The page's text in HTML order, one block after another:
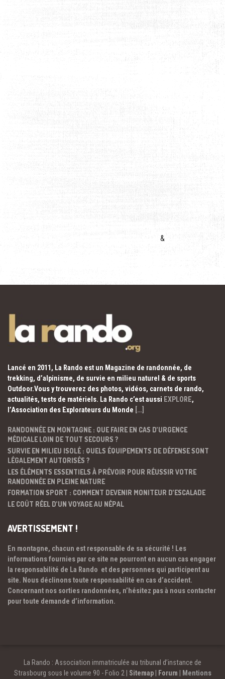
&
Lancé en 2011, La Rando est un Magazine de randonnée, de
trekking, d’alpinisme, de survie en milieu naturel & de sports
Outdoor.Vous y trouverez des photos, vidéos, carnets de rando,
actualités, tests de matériels. La Rando c’est aussi EXPLORE,
l’Association des Explorateurs du Monde […]
RANDONNÉE EN MONTAGNE : QUE FAIRE EN CAS D’URGENCE
MÉDICALE LOIN DE TOUT SECOURS ?
SURVIE EN MILIEU ISOLÉ : QUELS ÉQUIPEMENTS DE DÉFENSE SONT
LÉGALEMENT AUTORISÉS ?
LES ÉLÉMENTS ESSENTIELS À PRÉVOIR POUR RÉUSSIR VOTRE
RANDONNÉE EN PLEINE NATURE
FORMATION SPORT : COMMENT DEVENIR MONITEUR D’ESCALADE
LE COÛT RÉEL D’UN VOYAGE AU NÉPAL
AVERTISSEMENT !
En montagne, chacun est responsable de sa sécurité ! Les
informations fournies par ce site ne pourront en aucun cas engager
la responsabilité de La Rando et des personnes qui participent au
site. Nous déclinons toute responsabilité en cas d’accident.
Concernant nos sorties randonnées, n’hésitez pas à nous contacter
pour toute demande d’information.
La Rando : Association immatriculée au tribunal d’instance de
Strasbourg sous le volume 90 - Folio 2 | Sitemap| Forum Mentions